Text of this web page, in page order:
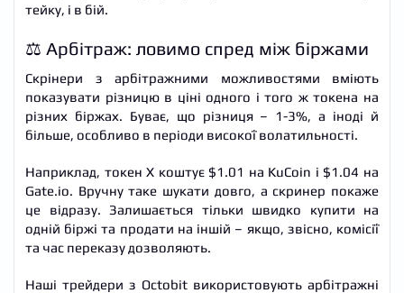
тейку, і в бій.
⚖️ Арбітраж: ловимо спред між біржами
Скрінери з арбітражними можливостями вміють
показувати різницю в ціні одного і того ж токена на
різних біржах. Буває, що різниця – 1-3%, а іноді й
більше, особливо в періоди високої волатильності.
Наприклад, токен X коштує $1.01 на KuCoin і $1.04 на
Gate.io. Вручну таке шукати довго, а скринер покаже
це відразу. Залишається тільки швидко купити на
одній біржі та продати на іншій – якщо, звісно, комісії
та час переказу дозволяють.
Наші трейдери з Octobit використовують арбітражні